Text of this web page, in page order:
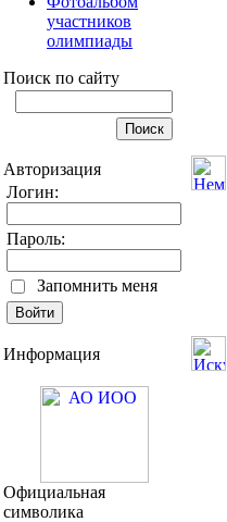
участников
олимпиады
Поиск по сайту
Авторизация
Логин:
Пароль:
Запомнить меня
Информация
Официальная
символика